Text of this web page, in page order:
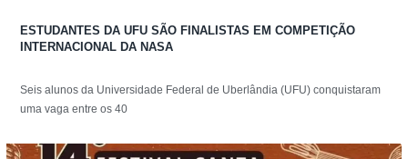
ESTUDANTES DA UFU SÃO FINALISTAS EM COMPETIÇÃO
INTERNACIONAL DA NASA
Seis alunos da Universidade Federal de Uberlândia (UFU) conquistaram
uma vaga entre os 40